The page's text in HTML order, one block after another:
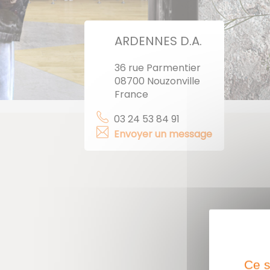
ARDENNES D.A.
36 rue Parmentier
08700 Nouzonville
France
03 24 53 84 91
Envoyer un message
Ce